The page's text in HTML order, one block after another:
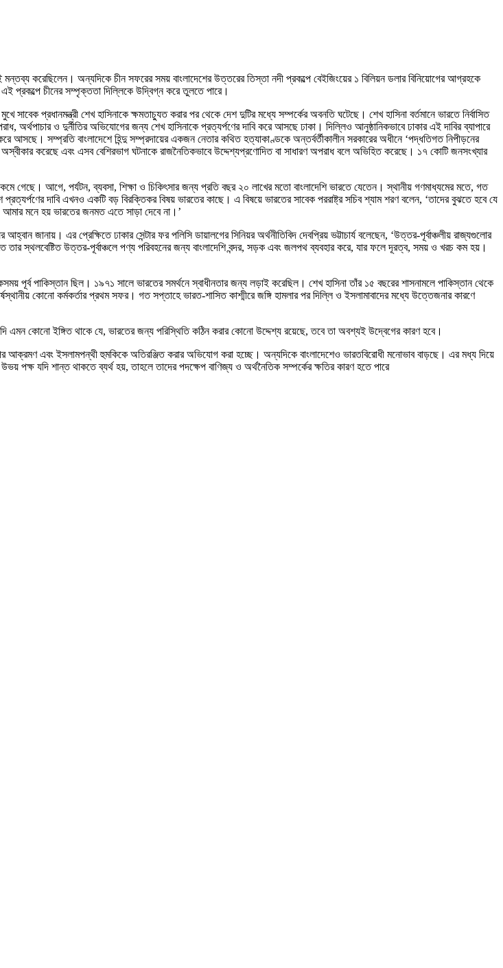
করেছিলেন। অন্যদিকে চীন সফরের সময় বাংলাদেশের উত্তরের তিস্তা নদী প্রকল্পে বেইজিংয়ের ১ বিলিয়ন ডলার বিনিয়োগের আগ্রহকে
প্রকল্পে চীনের সম্পৃক্ততা দিল্লিকে উদ্বিগ্ন করে তুলতে পারে।
প্রধানমন্ত্রী শেখ হাসিনাকে ক্ষমতাচ্যুত করার পর থেকে দেশ দুটির মধ্যে সম্পর্কের অবনতি ঘটেছে। শেখ হাসিনা বর্তমানে ভারতে নির্বাসিত
অর্থপাচার ও দুর্নীতির অভিযোগের জন্য শেখ হাসিনাকে প্রত্যর্পণের দাবি করে আসছে ঢাকা। দিল্লিও আনুষ্ঠানিকভাবে ঢাকার এই দাবির ব্যাপারে
আসছে। সম্প্রতি বাংলাদেশে হিন্দু সম্প্রদায়ের একজন নেতার কথিত হত্যাকাণ্ডকে অন্তর্বর্তীকালীন সরকারের অধীনে ‘পদ্ধতিগত নিপীড়নের
করেছে এবং এসব বেশিরভাগ ঘটনাকে রাজনৈতিকভাবে উদ্দেশ্যপ্রণোদিত বা সাধারণ অপরাধ বলে অভিহিত করেছে। ১৭ কোটি জনসংখ্যার
গেছে। আগে, পর্যটন, ব্যবসা, শিক্ষা ও চিকিৎসার জন্য প্রতি বছর ২০ লাখের মতো বাংলাদেশি ভারতে যেতেন। স্থানীয় গণমাধ্যমের মতে, গত
দাবি এখনও একটি বড় বিরক্তিকর বিষয় ভারতের কাছে। এ বিষয়ে ভারতের সাবেক পররাষ্ট্র সচিব শ্যাম শরণ বলেন, ‘তাদের বুঝতে হবে যে
মনে হয় ভারতের জনমত এতে সাড়া দেবে না।’
জানায়। এর প্রেক্ষিতে ঢাকার সেন্টার ফর পলিসি ডায়ালগের সিনিয়র অর্থনীতিবিদ দেবপ্রিয় ভট্টাচার্য বলেছেন, ‘উত্তর-পূর্বাঞ্চলীয় রাজ্যগুলোর
তার স্থলবেষ্টিত উত্তর-পূর্বাঞ্চলে পণ্য পরিবহনের জন্য বাংলাদেশি বন্দর, সড়ক এবং জলপথ ব্যবহার করে, যার ফলে দূরত্ব, সময় ও খরচ কম হয়।
পূর্ব পাকিস্তান ছিল। ১৯৭১ সালে ভারতের সমর্থনে স্বাধীনতার জন্য লড়াই করেছিল। শেখ হাসিনা তাঁর ১৫ বছরের শাসনামলে পাকিস্তান থেকে
কোনো কর্মকর্তার প্রথম সফর। গত সপ্তাহে ভারত-শাসিত কাশ্মীরে জঙ্গি হামলার পর দিল্লি ও ইসলামাবাদের মধ্যে উত্তেজনার কারণে
এমন কোনো ইঙ্গিত থাকে যে, ভারতের জন্য পরিস্থিতি কঠিন করার কোনো উদ্দেশ্য রয়েছে, তবে তা অবশ্যই উদ্বেগের কারণ হবে।
আক্রমণ এবং ইসলামপন্থী হুমকিকে অতিরঞ্জিত করার অভিযোগ করা হচ্ছে। অন্যদিকে বাংলাদেশেও ভারতবিরোধী মনোভাব বাড়ছে। এর মধ্য দিয়ে
যদি শান্ত থাকতে ব্যর্থ হয়, তাহলে তাদের পদক্ষেপ বাণিজ্য ও অর্থনৈতিক সম্পর্কের ক্ষতির কারণ হতে পারে